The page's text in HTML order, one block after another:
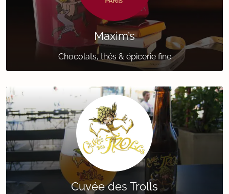
Maxim’s
Chocolats, thés & épicerie fine
Cuvée des Trolls